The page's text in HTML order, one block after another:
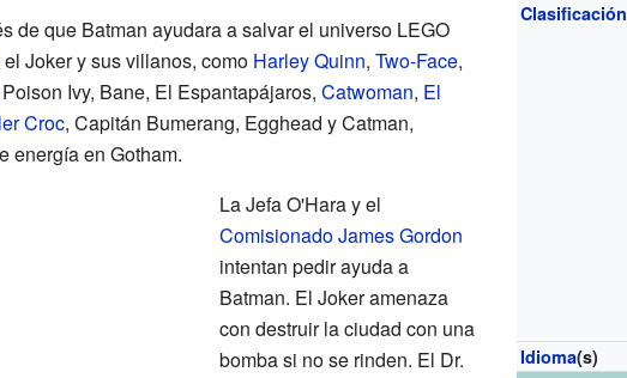
Clasificación
Idioma(s)
de que Batman ayudara a salvar el universo LEGO
el Joker y sus villanos, como Harley Quinn, Two-Face,
Ivy, Bane, El Espantapájaros, Catwoman, El
Croc, Capitán Bumerang, Egghead y Catman,
energía en Gotham.
La Jefa O'Hara y el
Comisionado James Gordon
intentan pedir ayuda a
Batman. El Joker amenaza
con destruir la ciudad con una
bomba si no se rinden. El Dr.